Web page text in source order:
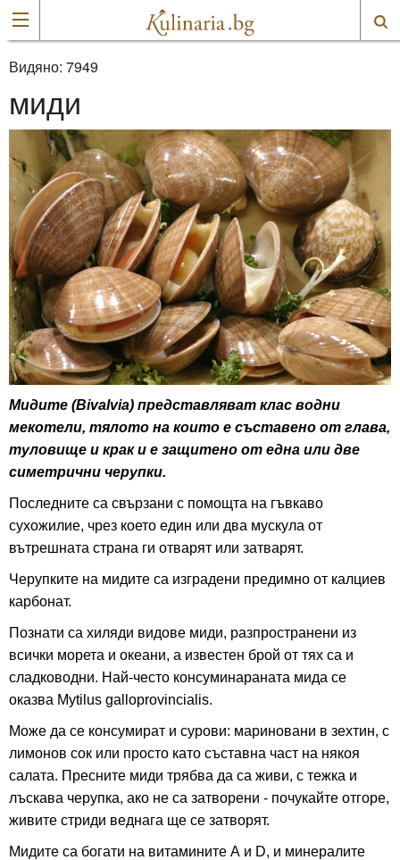
Видяно: 7949
миди
Мидите (Bivalvia) представляват клас водни
мекотели, тялото на които е съставено от глава,
туловище и крак и е защитено от една или две
симетрични черупки.
Последните са свързани с помощта на гъвкаво
сухожилие, чрез което един или два мускула от
вътрешната страна ги отварят или затварят.
Черупките на мидите са изградени предимно от калциев
карбонат.
Познати са хиляди видове миди, разпространени из
всички морета и океани, а известен брой от тях са и
сладководни. Най-често консуминараната мида се
оказва Mytilus galloprovincialis.
Може да се консумират и сурови: мариновани в зехтин, с
лимонов сок или просто като съставна част на някоя
салата. Пресните миди трябва да са живи, с тежка и
лъскава черупка, ако не са затворени - почукайте отгоре,
живите стриди веднага ще се затворят.
Мидите са богати на витамините А и D, и минералите